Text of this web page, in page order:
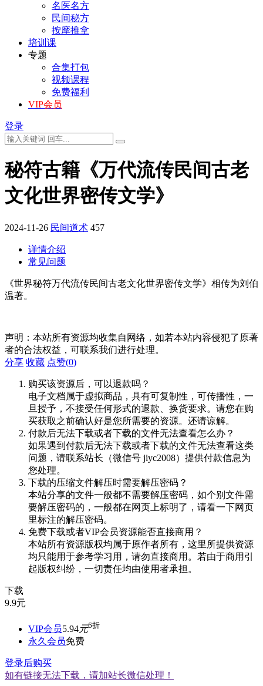
名医名方
民间秘方
按摩推拿
培训课
专题
合集打包
视频课程
免费福利
VIP会员
登录
秘符古籍《万代流传民间古老
文化世界密传文学》
2024-11-26 民间道术 457
详情介绍
常见问题
《世界秘符万代流传民间古老文化世界密传文学》相传为刘伯
温著。
声明：本站所有资源均收集自网络，如若本站内容侵犯了原著
者的合法权益，可联系我们进行处理。
分享 收藏 点赞(0)
购买该资源后，可以退款吗？
电子文档属于虚拟商品，具有可复制性，可传播性，一
旦授予，不接受任何形式的退款、换货要求。请您在购
买获取之前确认好是您所需要的资源。还请谅解。
付款后无法下载或者下载的文件无法查看怎么办？
如果遇到付款后无法下载或者下载的文件无法查看这类
问题，请联系站长（微信号 jiyc2008）提供付款信息为
您处理。
下载的压缩文件解压时需要解压密码？
本站分享的文件一般都不需要解压密码，如个别文件需
要解压密码的，一般都在网页上标明了，请看一下网页
里标注的解压密码。
免费下载或者VIP会员资源能否直接商用？
本站所有资源版权均属于原作者所有，这里所提供资源
均只能用于参考学习用，请勿直接商用。若由于商用引
起版权纠纷，一切责任均由使用者承担。
下载
9.9元
VIP会员5.94元6折
永久会员免费
登录后购买
如有链接无法下载，请加站长微信处理！